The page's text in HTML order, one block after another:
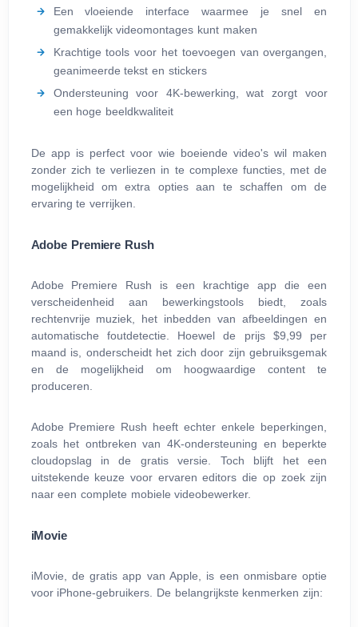
Een vloeiende interface waarmee je snel en
gemakkelijk videomontages kunt maken
Krachtige tools voor het toevoegen van overgangen,
geanimeerde tekst en stickers
Ondersteuning voor 4K-bewerking, wat zorgt voor
een hoge beeldkwaliteit
De app is perfect voor wie boeiende video's wil maken
zonder zich te verliezen in te complexe functies, met de
mogelijkheid om extra opties aan te schaffen om de
ervaring te verrijken.
Adobe Premiere Rush
Adobe Premiere Rush is een krachtige app die een
verscheidenheid aan bewerkingstools biedt, zoals
rechtenvrije muziek, het inbedden van afbeeldingen en
automatische foutdetectie. Hoewel de prijs $9,99 per
maand is, onderscheidt het zich door zijn gebruiksgemak
en de mogelijkheid om hoogwaardige content te
produceren.
Adobe Premiere Rush heeft echter enkele beperkingen,
zoals het ontbreken van 4K-ondersteuning en beperkte
cloudopslag in de gratis versie. Toch blijft het een
uitstekende keuze voor ervaren editors die op zoek zijn
naar een complete mobiele videobewerker.
iMovie
iMovie, de gratis app van Apple, is een onmisbare optie
voor iPhone-gebruikers. De belangrijkste kenmerken zijn: